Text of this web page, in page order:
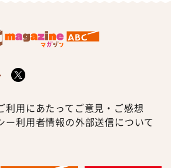
利用にあたって ご意見・ご感想
ー利用者情報の外部送信について